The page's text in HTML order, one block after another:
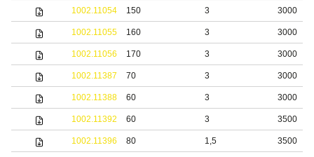
1002.11054 150 3 3000
1002.11055 160 3 3000
1002.11056 170 3 3000
1002.11387 70 3 3000
1002.11388 60 3 3000
1002.11392 60 3 3500
1002.11396 80 1,5 3500